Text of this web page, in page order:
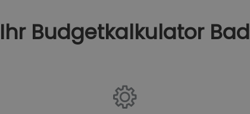
Ihr Budgetkalkulator Bad